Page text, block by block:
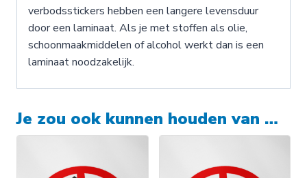
verbodsstickers hebben een langere levensduur
door een laminaat. Als je met stoffen als olie,
schoonmaakmiddelen of alcohol werkt dan is een
laminaat noodzakelijk.
Je zou ook kunnen houden van …